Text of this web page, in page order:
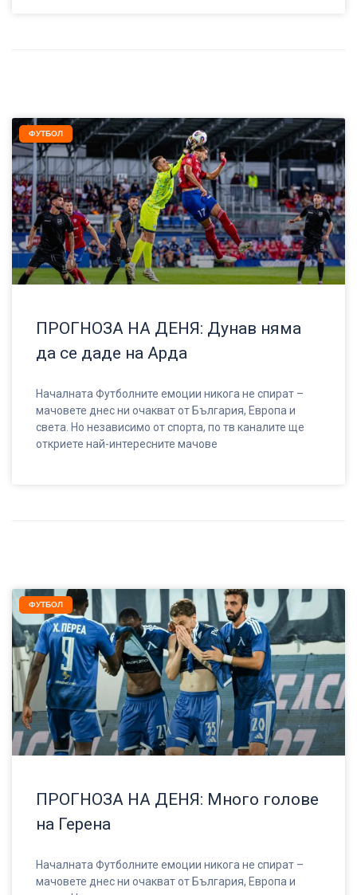
ФУТБОЛ
ПРОГНОЗА НА ДЕНЯ: Дунав няма
да се даде на Арда
Началната Футболните емоции никога не спират –
мачовете днес ни очакват от България, Европа и
света. Но независимо от спорта, по тв каналите ще
откриете най-интересните мачове
ФУТБОЛ
ПРОГНОЗА НА ДЕНЯ: Много голове
на Герена
Началната Футболните емоции никога не спират –
мачовете днес ни очакват от България, Европа и